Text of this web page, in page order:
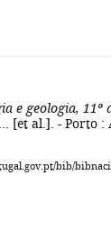
e geologia, 11º
[et al.]. - Porto :
bib/